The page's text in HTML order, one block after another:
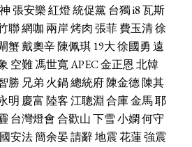
張安樂紅燈統促黨台獨i8瓦斯
聯網咖 兩岸烤肉張菲費玉清徐
蟹戴奧辛陳佩琪 19大徐國勇 遠
空難馮世寬APEC金正恩北韓
勝 兄弟 火鍋總統府陳金德陳其
明 慶富 陸客江聰淵 合庫金馬耶
台灣燈會合歡山下雪小嫻何守
國安法簡余晏請辭地震花蓮強震